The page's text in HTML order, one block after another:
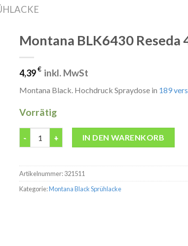
Montana BLK6430 Reseda
4,39€ inkl. MwSt
Montana Black. Hochdruck Spraydose in 189
Vorrätig
IN DEN WARENKORB
Artikelnummer:321511
Kategorie:Montana Black Sprühlacke